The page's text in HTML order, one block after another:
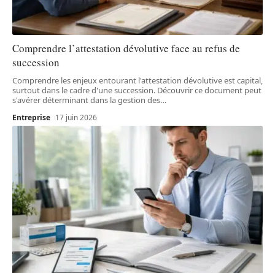
Comprendre l’attestation dévolutive face au refus de
succession
Comprendre les enjeux entourant l'attestation dévolutive est capital,
surtout dans le cadre d'une succession. Découvrir ce document peut
s'avérer déterminant dans la gestion des…
Entreprise 17 juin 2026